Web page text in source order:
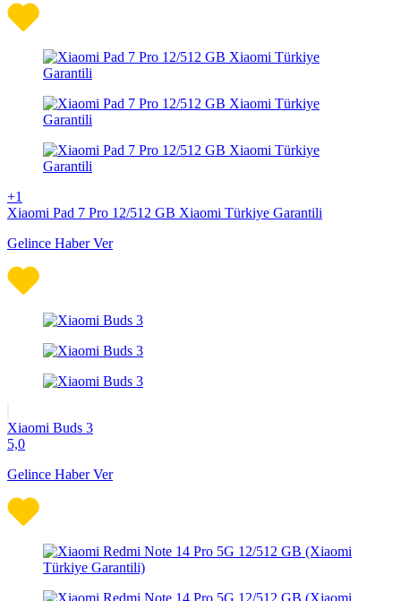
+1
Xiaomi Pad 7 Pro 12/512 GB Xiaomi Türkiye Garantili
Gelince Haber Ver
Xiaomi Buds 3
5,0
Gelince Haber Ver